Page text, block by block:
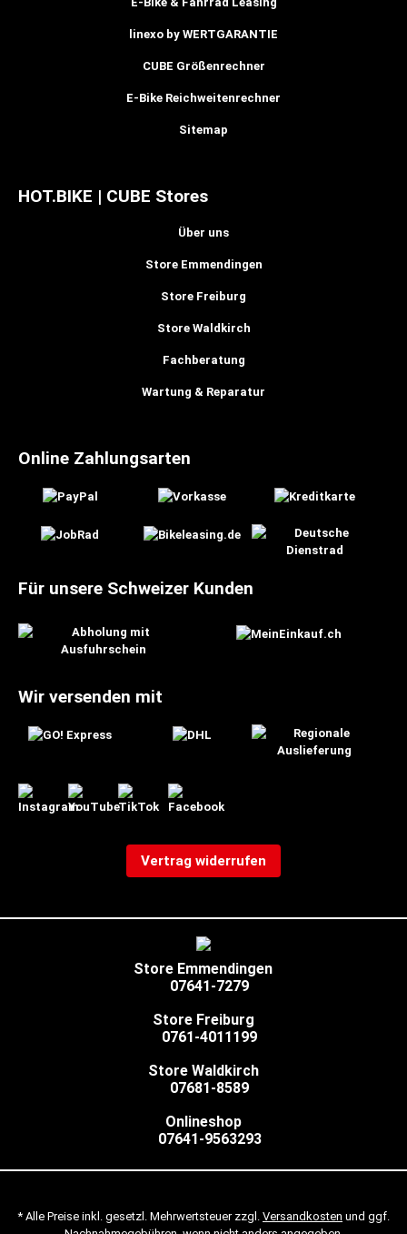
linexo by WERTGARANTIE
CUBE Größenrechner
E-Bike Reichweitenrechner
Sitemap
HOT.BIKE | CUBE Stores
Über uns
Store Emmendingen
Store Freiburg
Store Waldkirch
Fachberatung
Wartung & Reparatur
Online Zahlungsarten
Für unsere Schweizer Kunden
Wir versenden mit
Vertrag widerrufen
Store Emmendingen
07641-7279
Store Freiburg
0761-4011199
Store Waldkirch
07681-8589
Onlineshop
07641-9563293
* Alle Preise inkl. gesetzl. Mehrwertsteuer zzgl. Versandkosten und ggf.